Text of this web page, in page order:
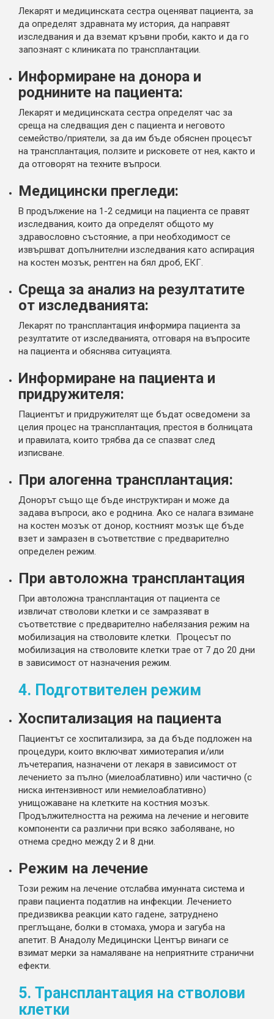
Лекарят и медицинската сестра оценяват пациента, за
да определят здравната му история, да направят
изследвания и да вземат кръвни проби, както и да го
запознаят с клиниката по трансплантации.
Информиране на донора и
роднините на пациента:
Лекарят и медицинската сестра определят час за
среща на следващия ден с пациента и неговото
семейство/приятели, за да им бъде обяснен процесът
на трансплантация, ползите и рисковете от нея, както и
да отговорят на техните въпроси.
Медицински прегледи:
В продължение на 1-2 седмици на пациента се правят
изследвания, които да определят общото му
здравословно състояние, а при необходимост се
извършват допълнителни изследвания като аспирация
на костен мозък, рентген на бял дроб, ЕКГ.
Среща за анализ на резултатите
от изследванията:
Лекарят по трансплантация информира пациента за
резултатите от изследванията, отговаря на въпросите
на пациента и обяснява ситуацията.
Информиране на пациента и
придружителя:
Пациентът и придружителят ще бъдат осведомени за
целия процес на трансплантация, престоя в болницата
и правилата, които трябва да се спазват след
изписване.
При алогенна трансплантация:
Донорът също ще бъде инструктиран и може да
задава въпроси, ако е роднина. Ако се налага взимане
на костен мозък от донор, костният мозък ще бъде
взет и замразен в съответствие с предварително
определен режим.
При автоложна трансплантация
При автоложна трансплантация от пациента се
извличат стволови клетки и се замразяват в
съответствие с предварително набелязания режим на
мобилизация на стволовите клетки. Процесът по
мобилизация на стволовите клетки трае от 7 до 20 дни
в зависимост от назначения режим.
4. Подготвителен режим
Хоспитализация на пациента
Пациентът се хоспитализира, за да бъде подложен на
процедури, които включват химиотерапия и/или
лъчетерапия, назначени от лекаря в зависимост от
лечението за пълно (миелоаблативно) или частично (с
ниска интензивност или немиелоаблативно)
унищожаване на клетките на костния мозък.
Продължителността на режима на лечение и неговите
компоненти са различни при всяко заболяване, но
отнема средно между 2 и 8 дни.
Режим на лечение
Този режим на лечение отслабва имунната система и
прави пациента податлив на инфекции. Лечението
предизвиква реакции като гадене, затруднено
преглъщане, болки в стомаха, умора и загуба на
апетит. В Анадолу Медицински Център винаги се
взимат мерки за намаляване на неприятните странични
ефекти.
5. Трансплантация на стволови
клетки